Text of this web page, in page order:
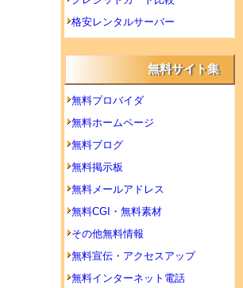
格安レンタルサーバー
無料サイト集
無料プロバイダ
無料ホームページ
無料ブログ
無料掲示板
無料メールアドレス
無料CGI・無料素材
その他無料情報
無料宣伝・アクセスアップ
無料インターネット電話